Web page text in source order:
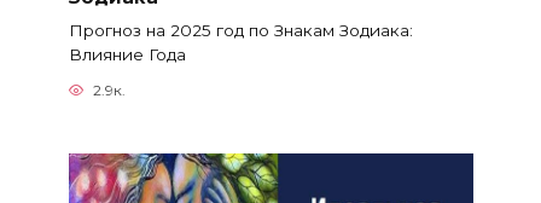
Прогноз на 2025 год по Знакам Зодиака:
Влияние Года
2.9к.